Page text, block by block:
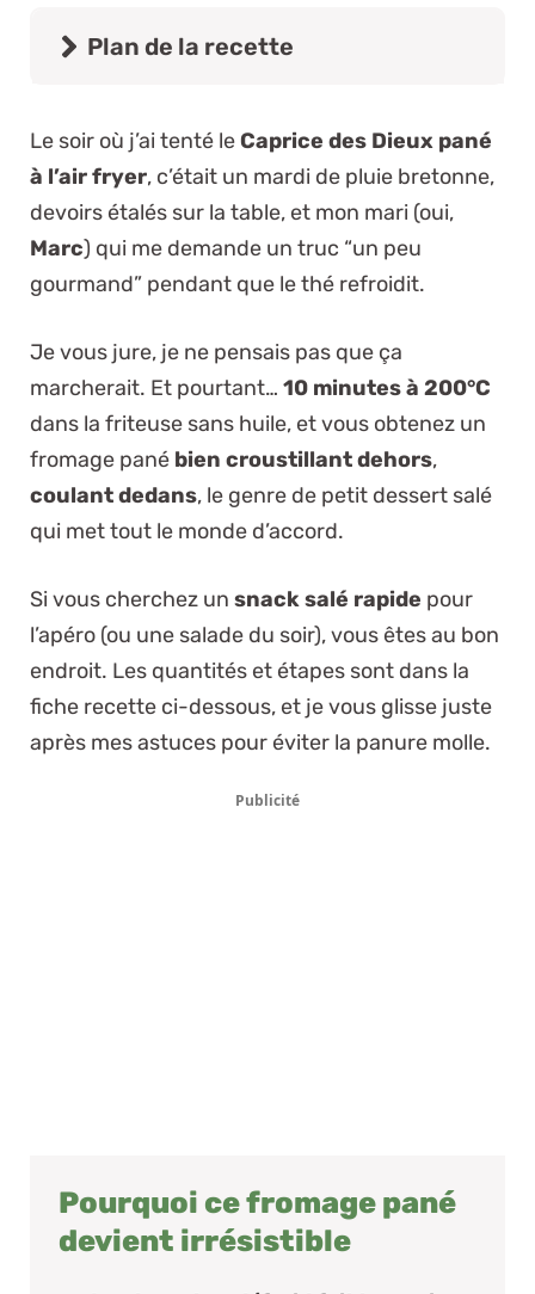
Plan de la recette
Le soir où j’ai tenté leCaprice des Dieux pané
à l’air fryer, c’était un mardi de pluie bretonne,
devoirs étalés sur la table, et mon mari (oui,
Marc) qui me demande un truc “un peu
gourmand” pendant que le thé refroidit.
Je vous jure, je ne pensais pas que ça
marcherait. Et pourtant… 10 minutes à 200°C
dans la friteuse sans huile, et vous obtenez un
fromage pané bien croustillant dehors,
coulant dedans, le genre de petit dessert salé
qui met tout le monde d’accord.
Si vous cherchez un snack salé rapide pour
l’apéro (ou une salade du soir), vous êtes au bon
endroit. Les quantités et étapes sont dans la
fiche recette ci-dessous, et je vous glisse juste
après mes astuces pour éviter la panure molle.
Publicité
Pourquoi ce fromage pané
devient irrésistible